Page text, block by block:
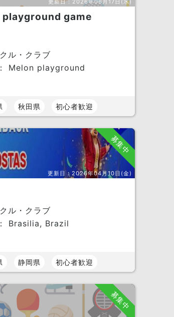
更新日： 2026年06月17日(水)
playground game
ル・クラブ
Melon playground
秋田県 初心者歓迎
募集中
更新日：2026年04月10日(金)
ル・クラブ
Brasilia, Brazil
静岡県 初心者歓迎
募集中